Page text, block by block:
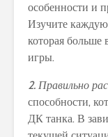
особенности и
Изучите
которая больше
игры.
2. Правильно
способности,
ДК танка. В